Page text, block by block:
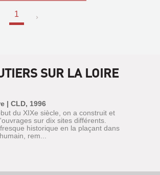
1
SUR LA LOIRE
| CLD, 1996
du XIXe siècle, on a construit et
sur dix sites différents.
historique en la plaçant dans
rem...